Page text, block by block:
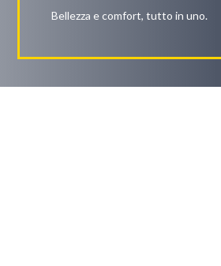
Bellezza e comfort, tutto in uno.